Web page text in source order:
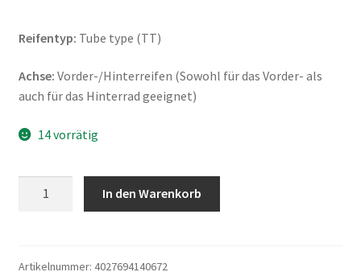
Reifentyp: Tube type (TT)
Achse: Vorder-/Hinterreifen (Sowohl für das Vorder- als
auch für das Hinterrad geeignet)
14 vorrätig
-
In den Warenkorb
Artikelnummer: 4027694140672